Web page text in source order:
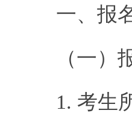
一、报
（一）
1. 考生